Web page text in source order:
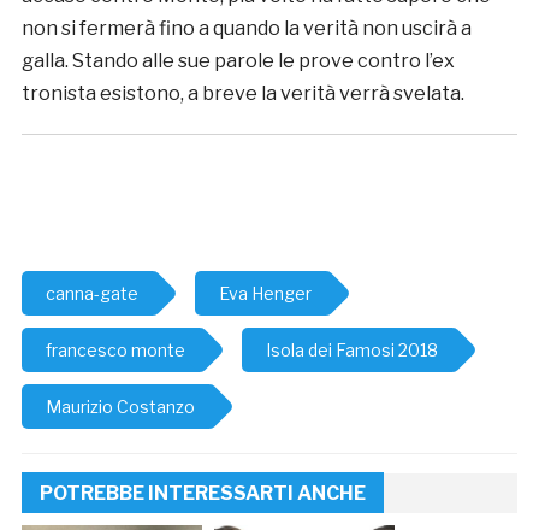
non si fermerà fino a quando la verità non uscirà a
galla. Stando alle sue parole le prove contro l’ex
tronista esistono, a breve la verità verrà svelata.
canna-gate Eva Henger
francesco monte Isola dei Famosi 2018
Maurizio Costanzo
POTREBBE INTERESSARTI ANCHE